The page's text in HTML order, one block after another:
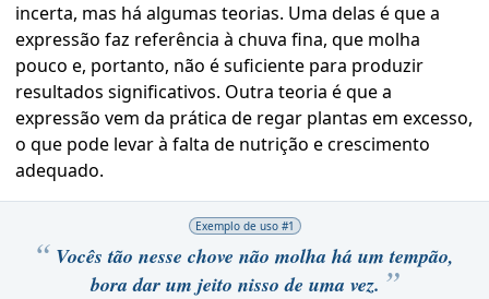
incerta, mas há algumas teorias. Uma delas é que a
expressão faz referência à chuva fina, que molha
pouco e, portanto, não é suficiente para produzir
resultados significativos. Outra teoria é que a
expressão vem da prática de regar plantas em excesso,
o que pode levar à falta de nutrição e crescimento
adequado.
Exemplo de uso #1
Vocês tão nesse chove não molha há um tempão,
bora dar um jeito nisso de uma vez.